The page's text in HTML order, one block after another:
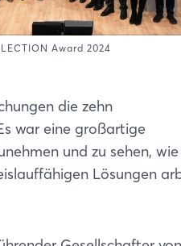
Award 2024
die zehn
war eine großartige
und zu sehen,
Lösungen